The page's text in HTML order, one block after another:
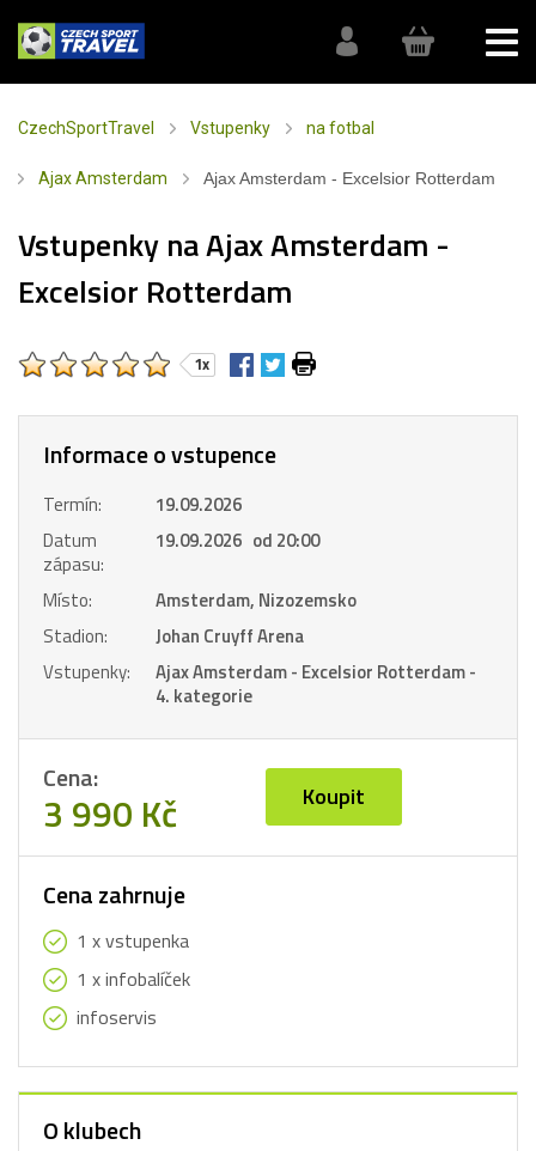
CzechSportTravel Vstupenky na fotbal
Ajax Amsterdam Ajax Amsterdam - Excelsior Rotterdam
Vstupenky na Ajax Amsterdam -
Excelsior Rotterdam
1x
Informace o vstupence
Termín:
19.09.2026
Datum
zápasu:
19.09.2026 od 20:00
Místo:
Amsterdam, Nizozemsko
Stadion:
Johan Cruyff Arena
Vstupenky:
Ajax Amsterdam - Excelsior Rotterdam -
4. kategorie
Cena:
3 990 Kč Koupit
Cena zahrnuje
1 x vstupenka
1 x infobalíček
infoservis
O klubech